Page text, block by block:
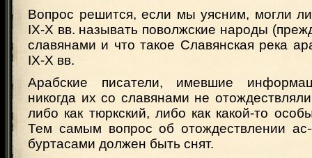
Вопрос решится, если мы уясним, могли
IX-Х вв. называть поволжские народы
славянами и что такое Славянская река
IX-Х вв.
Арабские писатели, имевшие
никогда их со славянами не
либо как тюркский, либо как какой-то
Тем самым вопрос об отождествлении
буртасами должен быть снят.